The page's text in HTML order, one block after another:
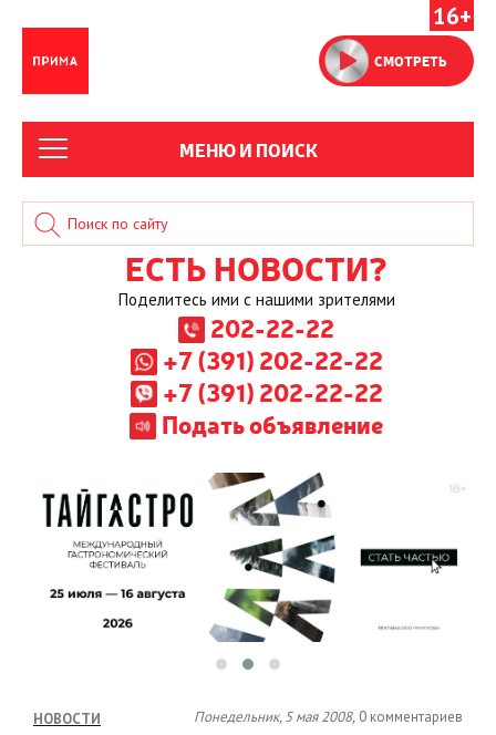
16+
СМОТРЕТЬ
МЕНЮ И ПОИСК
ЕСТЬ НОВОСТИ?
Поделитесь ими с нашими зрителями
202-22-22
+7 (391) 202-22-22
+7 (391) 202-22-22
Подать объявление
НОВОСТИ Понедельник, 5 мая 2008, 0 комментариев